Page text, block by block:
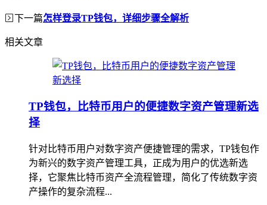
下一篇怎样登录TP钱包，详细步骤全解析
相关文章
TP钱包，比特币用户的便捷数字资产管理新选
择
针对比特币用户对数字资产便捷管理的需求，TP钱包作
为新兴的数字资产管理工具，正成为用户的优选新选
择，它聚焦比特币资产全流程管理，简化了传统数字资
产操作的复杂流程...